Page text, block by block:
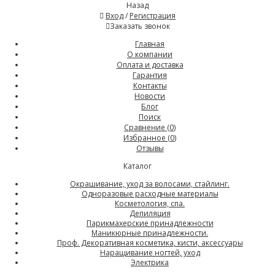
Назад
Вход/ Регистрация
Заказать звонок
Главная
О компании
Оплата и доставка
Гарантия
Контакты
Новости
Блог
Поиск
Сравнение (0)
Избранное (0)
Отзывы
Каталог
Окрашивание, уход за волосами, стайлинг.
Одноразовые расходные материалы
Косметология, спа.
Депиляция
Парикмахерские принадлежности
Маникюрные принадлежности.
Проф. Декоративная косметика, кисти, аксессуары
Наращивание ногтей, уход
Электрика